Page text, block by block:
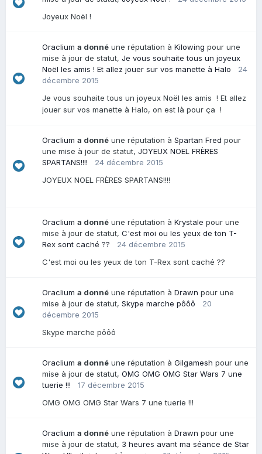
Joyeux Noël !
Oraclium a donné une réputation à Kilowing pour une
mise à jour de statut, Je vous souhaite tous un joyeux
Noël les amis ! Et allez jouer sur vos manette à Halo
24
décembre 2015
Je vous souhaite tous un joyeux Noël les amis ! Et allez
jouer sur vos manette à Halo, on est là pour ça !
Oraclium a donné une réputation à Spartan Fred pour
une mise à jour de statut, JOYEUX NOEL FRÈRES
SPARTANS!!!!
24 décembre 2015
JOYEUX NOEL FRÈRES SPARTANS!!!!
Oraclium a donné une réputation à Krystale pour une
mise à jour de statut, C'est moi ou les yeux de ton T-
Rex sont caché ??
24 décembre 2015
C'est moi ou les yeux de ton T-Rex sont caché ??
Oraclium a donné une réputation à Drawn pour une
mise à jour de statut, Skype marche pôôô
20
décembre 2015
Skype marche pôôô
Oraclium a donné une réputation à Gilgamesh pour une
mise à jour de statut, OMG OMG OMG Star Wars 7 une
tuerie !!!
17 décembre 2015
OMG OMG OMG Star Wars 7 une tuerie !!!
Oraclium a donné une réputation à Drawn pour une
mise à jour de statut, 3 heures avant ma séance de Star